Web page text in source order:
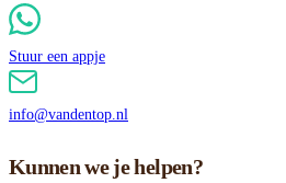
Stuur een appje
info@vandentop.nl
Kunnen we je helpen?